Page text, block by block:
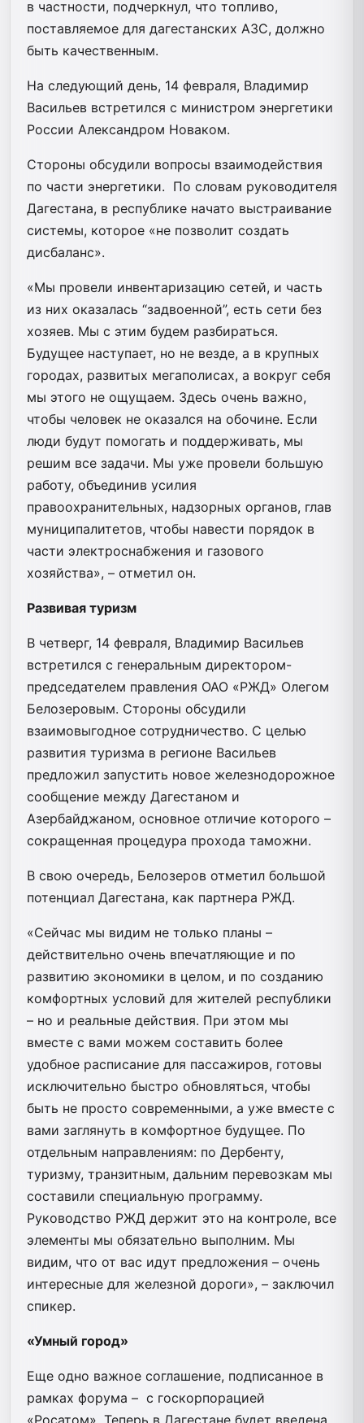
в частности, подчеркнул, что топливо,
поставляемое для дагестанских АЗС, должно
быть качественным.
На следующий день, 14 февраля, Владимир
Васильев встретился с министром энергетики
России Александром Новаком.
Стороны обсудили вопросы взаимодействия
по части энергетики. По словам руководителя
Дагестана, в республике начато выстраивание
системы, которое «не позволит создать
дисбаланс».
«Мы провели инвентаризацию сетей, и часть
из них оказалась “задвоенной”, есть сети без
хозяев. Мы с этим будем разбираться.
Будущее наступает, но не везде, а в крупных
городах, развитых мегаполисах, а вокруг себя
мы этого не ощущаем. Здесь очень важно,
чтобы человек не оказался на обочине. Если
люди будут помогать и поддерживать, мы
решим все задачи. Мы уже провели большую
работу, объединив усилия
правоохранительных, надзорных органов, глав
муниципалитетов, чтобы навести порядок в
части электроснабжения и газового
хозяйства», – отметил он.
Развивая туризм
В четверг, 14 февраля, Владимир Васильев
встретился с генеральным директором-
председателем правления ОАО «РЖД» Олегом
Белозеровым. Стороны обсудили
взаимовыгодное сотрудничество. С целью
развития туризма в регионе Васильев
предложил запустить новое железнодорожное
сообщение между Дагестаном и
Азербайджаном, основное отличие которого –
сокращенная процедура прохода таможни.
В свою очередь, Белозеров отметил большой
потенциал Дагестана, как партнера РЖД.
«Сейчас мы видим не только планы –
действительно очень впечатляющие и по
развитию экономики в целом, и по созданию
комфортных условий для жителей республики
– но и реальные действия. При этом мы
вместе с вами можем составить более
удобное расписание для пассажиров, готовы
исключительно быстро обновляться, чтобы
быть не просто современными, а уже вместе с
вами заглянуть в комфортное будущее. По
отдельным направлениям: по Дербенту,
туризму, транзитным, дальним перевозкам мы
составили специальную программу.
Руководство РЖД держит это на контроле, все
элементы мы обязательно выполним. Мы
видим, что от вас идут предложения – очень
интересные для железной дороги», – заключил
спикер.
«Умный город»
Еще одно важное соглашение, подписанное в
рамках форума – с госкорпорацией
«Росатом». Теперь в Дагестане будет введена